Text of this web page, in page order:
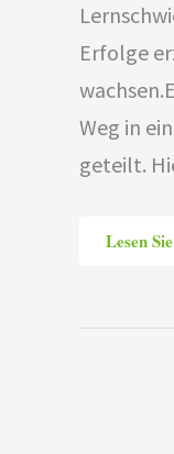
Erfolge
Weg in
geteilt.
Lesen